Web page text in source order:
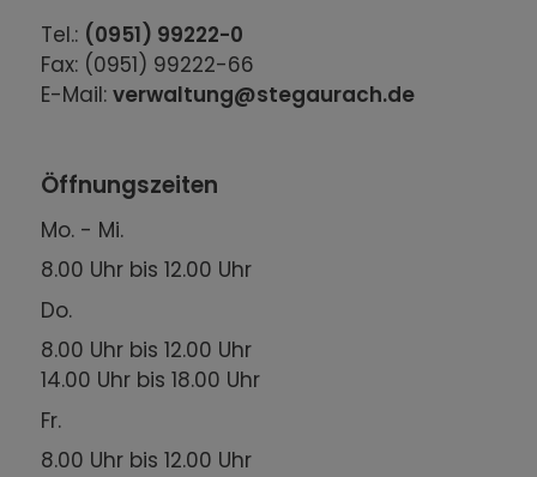
Tel.: (0951) 99222-0
Fax: (0951) 99222-66
E-Mail:verwaltung@stegaurach.de
Öffnungszeiten
Mo. - Mi.
8.00 Uhr bis 12.00 Uhr
Do.
8.00 Uhr bis 12.00 Uhr
14.00 Uhr bis 18.00 Uhr
Fr.
8.00 Uhr bis 12.00 Uhr